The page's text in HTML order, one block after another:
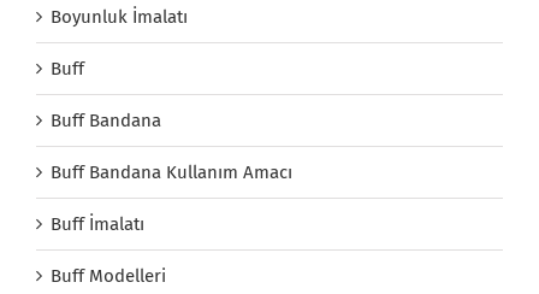
Boyunluk İmalatı
Buff
Buff Bandana
Buff Bandana Kullanım Amacı
Buff İmalatı
Buff Modelleri